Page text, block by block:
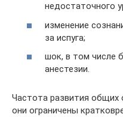
недостаточного
изменение
за испуга;
шок, в том числе
анестезии.
Частота развития общих
они ограничены